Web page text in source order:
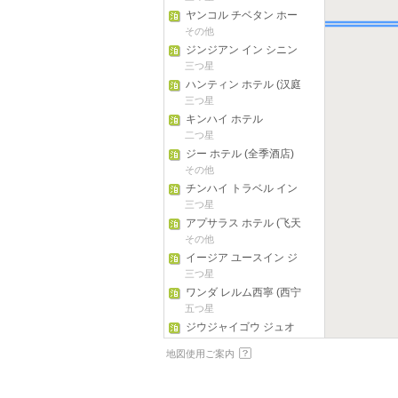
クスプレス
ヤンコル チベタン ホー
ムステイ - ホステル (央
廓尔藏家乐)
その他
ジンジアン イン シニン
ダシジ
三つ星
ハンティン ホテル (汉庭
酒店)
三つ星
キンハイ ホテル
二つ星
ジー ホテル (全季酒店)
その他
チンハイ トラベル イン
ターナショナル ユース
ホステル
三つ星
アプサラス ホテル (飞天
美居精选酒店)
その他
イージア ユースイン ジ
ウジャイゴウ チージア
ン ディアン
三つ星
ワンダ レルム西寧 (西宁
万达嘉华酒店)
五つ星
ジウジャイゴウ ジュオ
マ ユース ホステル
ダックウィード ホステ
地図使用ご案内